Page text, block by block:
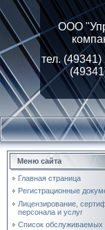
ООО
тел.
Меню сайта
Главная страница
Регистрационные
Лицензирование,
персонала и услуг
Список обслуживаемых